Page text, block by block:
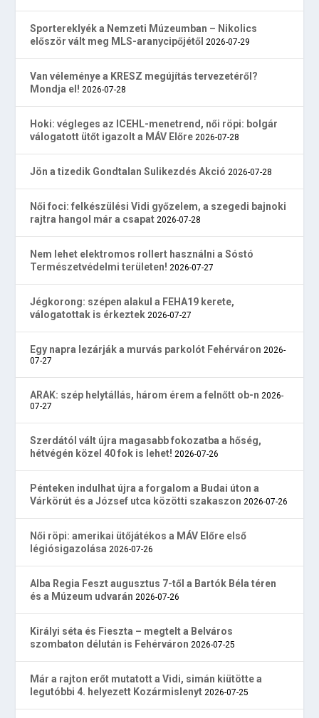
Sportereklyék a Nemzeti Múzeumban – Nikolics
először vált meg MLS-aranycipőjétől 2026-07-29
Van véleménye a KRESZ megújítás tervezetéről?
Mondja el! 2026-07-28
Hoki: végleges az ICEHL-menetrend, női röpi: bolgár
válogatott ütőt igazolt a MÁV Előre 2026-07-28
Jön a tizedik Gondtalan Sulikezdés Akció 2026-07-28
Női foci: felkészülési Vidi győzelem, a szegedi bajnoki
rajtra hangol már a csapat 2026-07-28
Nem lehet elektromos rollert használni a Sóstó
Természetvédelmi területen! 2026-07-27
Jégkorong: szépen alakul a FEHA19 kerete,
válogatottak is érkeztek 2026-07-27
Egy napra lezárják a murvás parkolót Fehérváron 2026-
07-27
ARAK: szép helytállás, három érem a felnőtt ob-n 2026-
07-27
Szerdától vált újra magasabb fokozatba a hőség,
hétvégén közel 40 fok is lehet! 2026-07-26
Pénteken indulhat újra a forgalom a Budai úton a
Várkörút és a József utca közötti szakaszon 2026-07-26
Női röpi: amerikai ütőjátékos a MÁV Előre első
légiósigazolása 2026-07-26
Alba Regia Feszt augusztus 7-től a Bartók Béla téren
és a Múzeum udvarán 2026-07-26
Királyi séta és Fieszta – megtelt a Belváros
szombaton délután is Fehérváron 2026-07-25
Már a rajton erőt mutatott a Vidi, simán kiütötte a
legutóbbi 4. helyezett Kozármislenyt 2026-07-25